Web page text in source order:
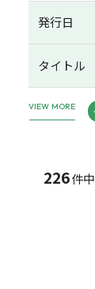
発行日
タイトル
VIEW MORE
226件